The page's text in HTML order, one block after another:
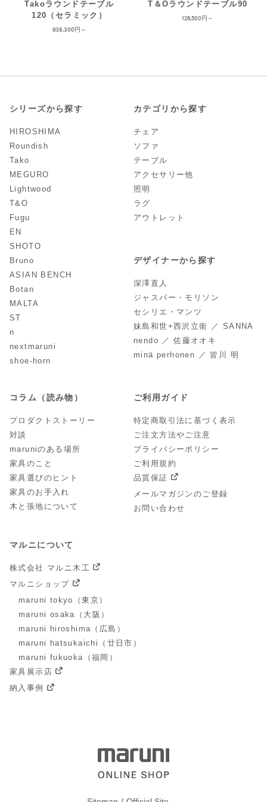
Takoラウンドテーブル
120（セラミック）
938,300
T＆Oラウンドテーブル90
126,500
シリーズから探す
HIROSHIMA
Roundish
Tako
MEGURO
Lightwood
T&O
Fugu
EN
SHOTO
Bruno
ASIAN BENCH
Botan
MALTA
ST
n
nextmaruni
shoe-horn
カテゴリから探す
チェア
ソファ
テーブル
アクセサリー他
照明
ラグ
アウトレット
デザイナーから探す
深澤直人
ジャスパー・モリソン
セシリエ・マンツ
妹島和世+西沢立衛 ／ SANNA
nendo ／ 佐藤オオキ
minä perhonen ／ 皆川 明
コラム（読み物）
プロダクトストーリー
対談
maruniのある場所
家具のこと
家具選びのヒント
家具のお手入れ
木と張地について
ご利用ガイド
特定商取引法に基づく表示
ご注文方法やご注意
プライバシーポリシー
ご利用規約
品質保証
メールマガジンのご登録
お問い合わせ
マルニについて
株式会社 マルニ木工
マルニショップ
maruni tokyo（東京）
maruni osaka（大阪）
maruni hiroshima（広島）
maruni hatsukaichi（廿日市）
maruni fukuoka（福岡）
家具展示店
納入事例